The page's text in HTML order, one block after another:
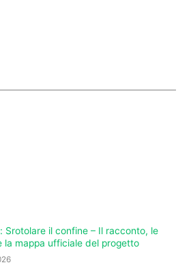
Srotolare il confine – Il racconto, le
la mappa ufficiale del progetto